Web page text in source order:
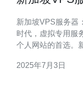
新加坡VPS服务器：快速
时代，虚拟专用服
个人网站的首选。
器的优势和特点，
2025年7月3日